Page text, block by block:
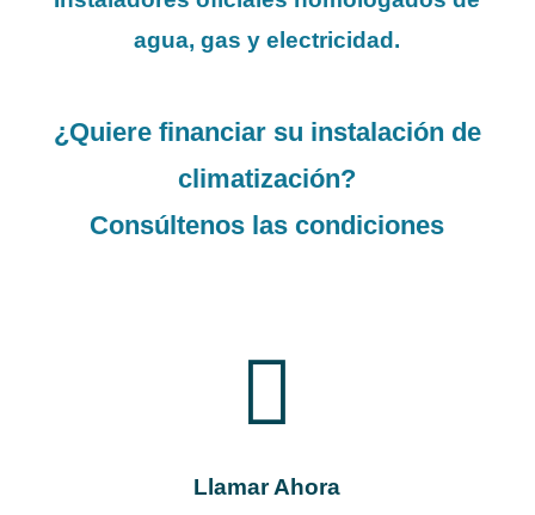
agua, gas y electricidad.
¿Quiere financiar su instalación de
climatización?
Consúltenos las condiciones

Llamar Ahora